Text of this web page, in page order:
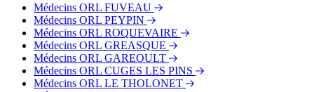
Médecins ORL FUVEAU
Médecins ORL PEYPIN
Médecins ORL ROQUEVAIRE
Médecins ORL GREASQUE
Médecins ORL GAREOULT
Médecins ORL CUGES LES PINS
Médecins ORL LE THOLONET